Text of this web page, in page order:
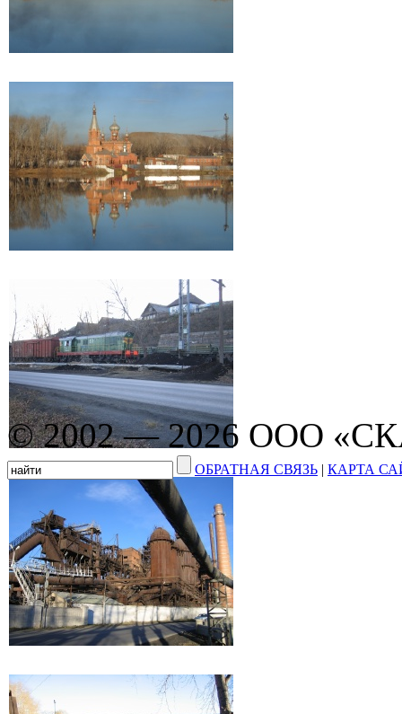
© 2002 — 2026 ООО
ОБРАТНАЯ СВЯЗЬ | КАРТА